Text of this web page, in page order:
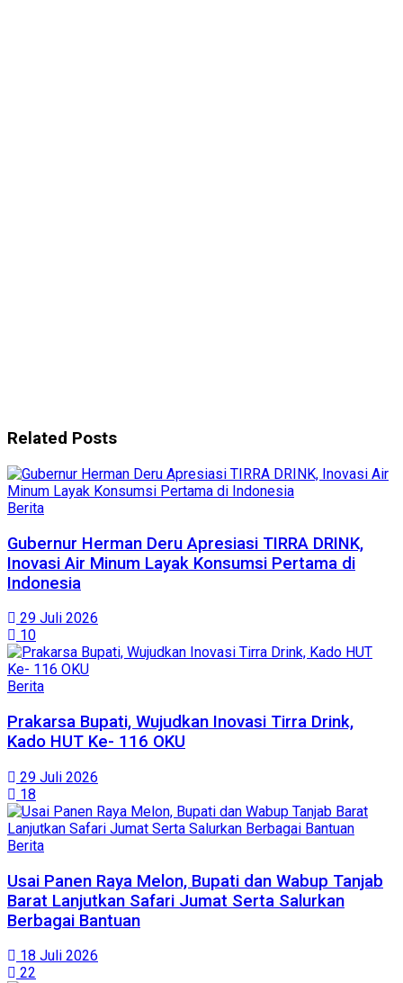
Related Posts
Berita
Gubernur Herman Deru Apresiasi TIRRA DRINK,
Inovasi Air Minum Layak Konsumsi Pertama di
Indonesia
29 Juli 2026
10
Berita
Prakarsa Bupati, Wujudkan Inovasi Tirra Drink,
Kado HUT Ke- 116 OKU
29 Juli 2026
18
Berita
Usai Panen Raya Melon, Bupati dan Wabup Tanjab
Barat Lanjutkan Safari Jumat Serta Salurkan
Berbagai Bantuan
18 Juli 2026
22